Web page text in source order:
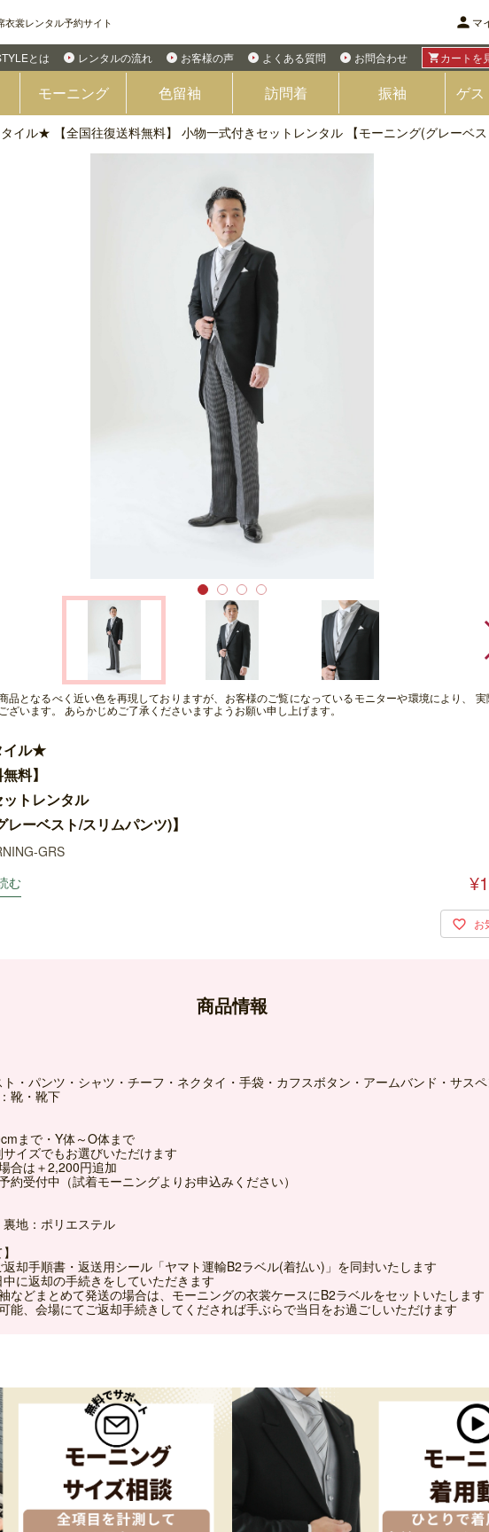
衣裳レンタル予約サイト  マ
とは レンタルの流れ お客様の声 よくある質問 お問合わせ  カートを
モーニング 色留袖 訪問着 振袖 ゲス
イル★ 【全国往復送料無料】 小物一式付きセットレンタル 【モーニング(グレーベス
品となるべく近い色を再現しておりますが、お客様のご覧になっているモニターや環境により、 実
ざいます。 あらかじめご了承くださいますようお願い申し上げます。
イル★
料】
トレンタル
レーベスト/スリムパンツ)】
GRS
む
商品情報
・パンツ・シャツ・チーフ・ネクタイ・手袋・カフスボタン・アームバンド・サス
靴・靴下
まで・Y体～O体まで
イズでもお選びいただけます
合は＋2,200円追加
約受付中（試着モーニングよりお申込みください）
：ポリエステル
却手順書・返送用シール「ヤマト運輸B2ラベル(着払い)」を同封いたします
に返却の手続きをしていただきます
などまとめて発送の場合は、モーニングの衣裳ケースにB2ラベルをセットいたします
能、会場にてご返却手続きしてくだされば手ぶらで当日をお過ごしいただけます